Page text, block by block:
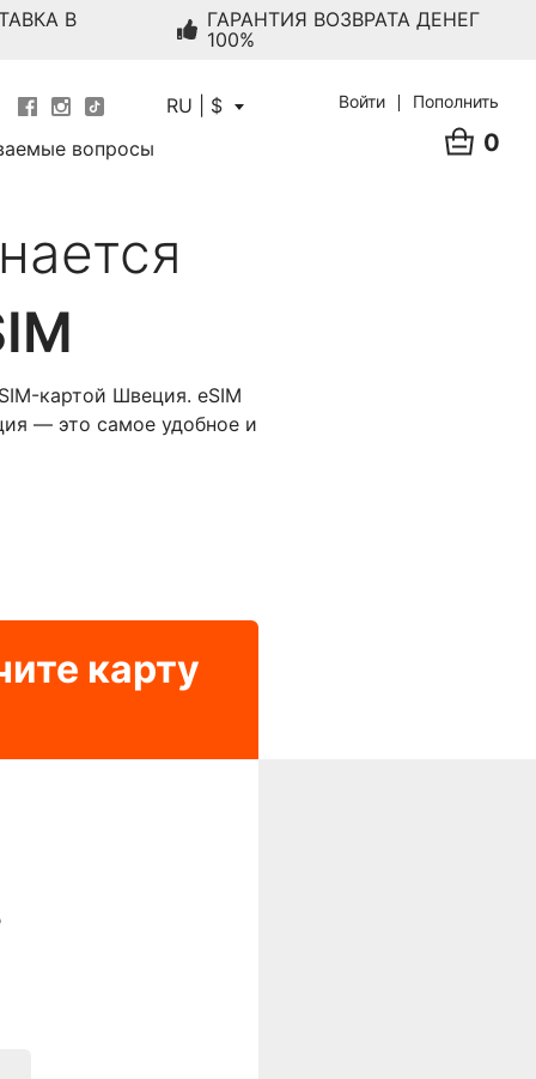
В
ГАРАНТИЯ ВОЗВРАТА ДЕНЕГ
100%
RU | $
вопросы
0
Войти Пополнить
картой Швеция. eSIM
— это самое удобное и
карту